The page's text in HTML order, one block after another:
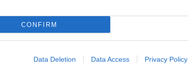
CONFIRM
Data Deletion Data Access Privacy Policy
Tour dell'Arco Alpino: da ovest a est